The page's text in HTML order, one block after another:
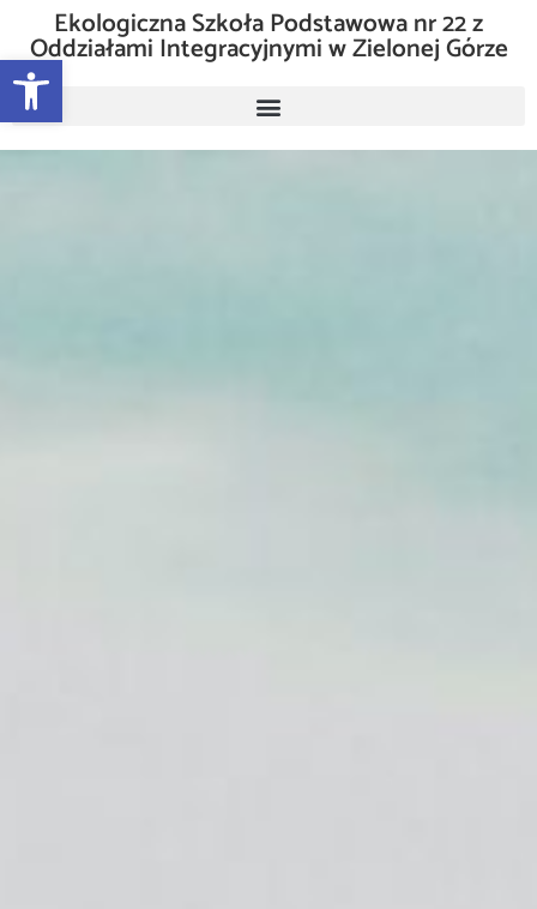
Otwórz pasek narzędzi
Ekologiczna Szkoła Podstawowa nr 22 z
Oddziałami Integracyjnymi w Zielonej Górze